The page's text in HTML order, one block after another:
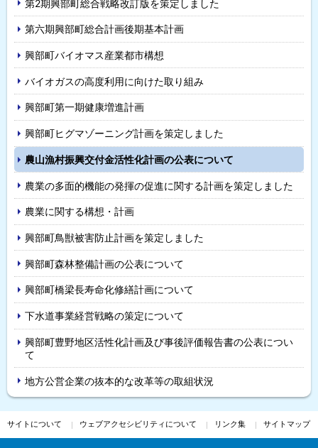
第2期興部町総合戦略改訂版を策定しました
第六期興部町総合計画後期基本計画
興部町バイオマス産業都市構想
バイオガスの高度利用に向けた取り組み
興部町第一期健康増進計画
興部町ヒグマゾーニング計画を策定しました
農山漁村振興交付金活性化計画の公表について
農業の多面的機能の発揮の促進に関する計画を策定しました
農業に関する構想・計画
興部町鳥獣被害防止計画を策定しました
興部町森林整備計画の公表について
興部町橋梁長寿命化修繕計画について
下水道事業経営戦略の策定について
興部町豊野地区活性化計画及び事後評価報告書の公表につい
て
地方公営企業の抜本的な改革等の取組状況
サ
サイトについて ウェブアクセシビリティについて リンク集 サイトマップ